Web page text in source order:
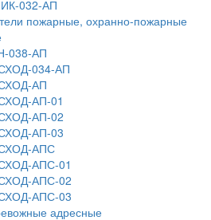
032-АП
пожарные, охранно-пожарные
038-АП
034-АП
АП
АП-01
АП-02
АП-03
АПС
АПС-01
АПС-02
АПС-03
адресные